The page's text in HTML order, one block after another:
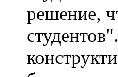
решение,